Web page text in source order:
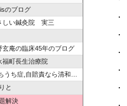
のブログ
しい鍼灸院 実三
庵の臨床45年のブログ
福町長生治療院
,自賠責なら清和針灸接骨院
と
解決